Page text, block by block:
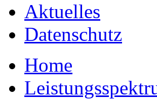
Aktuelles
Datenschutz
Home